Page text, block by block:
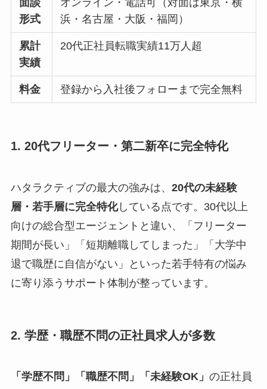
面談
形式
オンライン・電話可（対面は東京・横
浜・名古屋・大阪・福岡）
累計
実績
20代正社員転職実績11万人超
料金 登録から入社後フォローまで完全無料
1. 20代フリーター・第二新卒に完全特化
ハタラクティブの最大の強みは、 20代の未経験
層・若手層に完全特化している点です。30代以上
向けの総合型エージェントと違い、「フリーター
期間が長い」「短期離職してしまった」「大学中
退で職歴に自信がない」といった若手特有の悩み
に寄り添うサポート体制が整っています。
2. 学歴・職歴不問の正社員求人が多数
「学歴不問」「職歴不問」「未経験OK」 の正社員